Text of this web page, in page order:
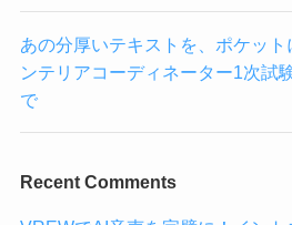
あの分厚いテキストを、ポケッ
ンテリアコーディネーター1次試
で
Recent Comments